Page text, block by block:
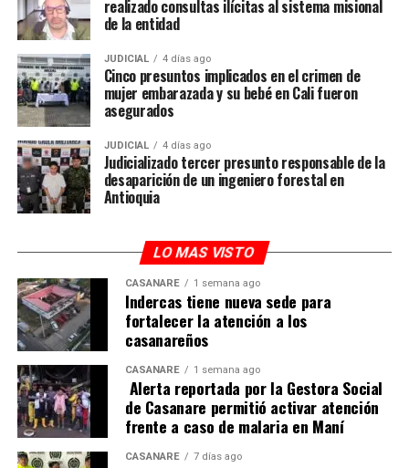
realizado consultas ilícitas al sistema misional
de la entidad
JUDICIAL 4 días ago
Cinco presuntos implicados en el crimen de
mujer embarazada y su bebé en Cali fueron
asegurados
JUDICIAL 4 días ago
Judicializado tercer presunto responsable de la
desaparición de un ingeniero forestal en
Antioquia
LO MAS VISTO
CASANARE 1 semana ago
Indercas tiene nueva sede para
fortalecer la atención a los
casanareños
CASANARE 1 semana ago
Alerta reportada por la Gestora Social
de Casanare permitió activar atención
frente a caso de malaria en Maní
CASANARE 7 días ago